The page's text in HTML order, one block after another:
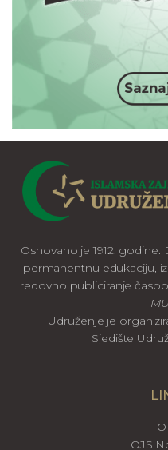
Osnovano je 1912.
permanentnu edukaciju,
redovno publiciranje
Udruženje je
Sjedište
OJS